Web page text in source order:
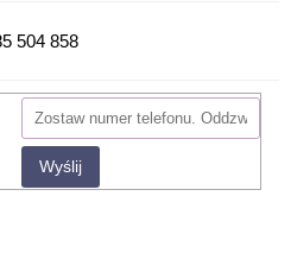
504 858
Wyślij